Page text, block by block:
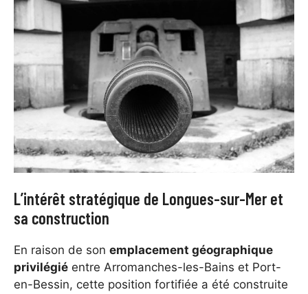
L’intérêt stratégique de Longues-sur-Mer et
sa construction
En raison de son emplacement géographique
privilégié entre Arromanches-les-Bains et Port-
en-Bessin, cette position fortifiée a été construite